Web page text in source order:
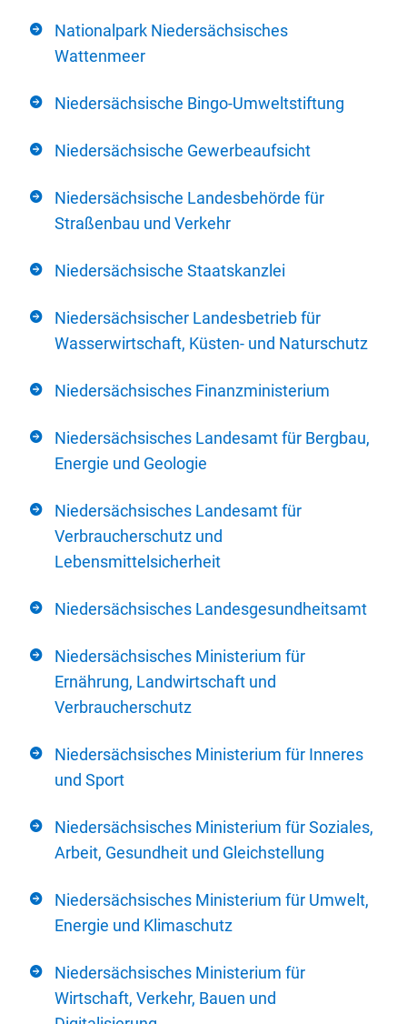
Nationalpark Niedersächsisches
Wattenmeer
Niedersächsische Bingo-Umweltstiftung
Niedersächsische Gewerbeaufsicht
Niedersächsische Landesbehörde für
Straßenbau und Verkehr
Niedersächsische Staatskanzlei
Niedersächsischer Landesbetrieb für
Wasserwirtschaft, Küsten- und Naturschutz
Niedersächsisches Finanzministerium
Niedersächsisches Landesamt für Bergbau,
Energie und Geologie
Niedersächsisches Landesamt für
Verbraucherschutz und
Lebensmittelsicherheit
Niedersächsisches Landesgesundheitsamt
Niedersächsisches Ministerium für
Ernährung, Landwirtschaft und
Verbraucherschutz
Niedersächsisches Ministerium für Inneres
und Sport
Niedersächsisches Ministerium für Soziales,
Arbeit, Gesundheit und Gleichstellung
Niedersächsisches Ministerium für Umwelt,
Energie und Klimaschutz
Niedersächsisches Ministerium für
Wirtschaft, Verkehr, Bauen und